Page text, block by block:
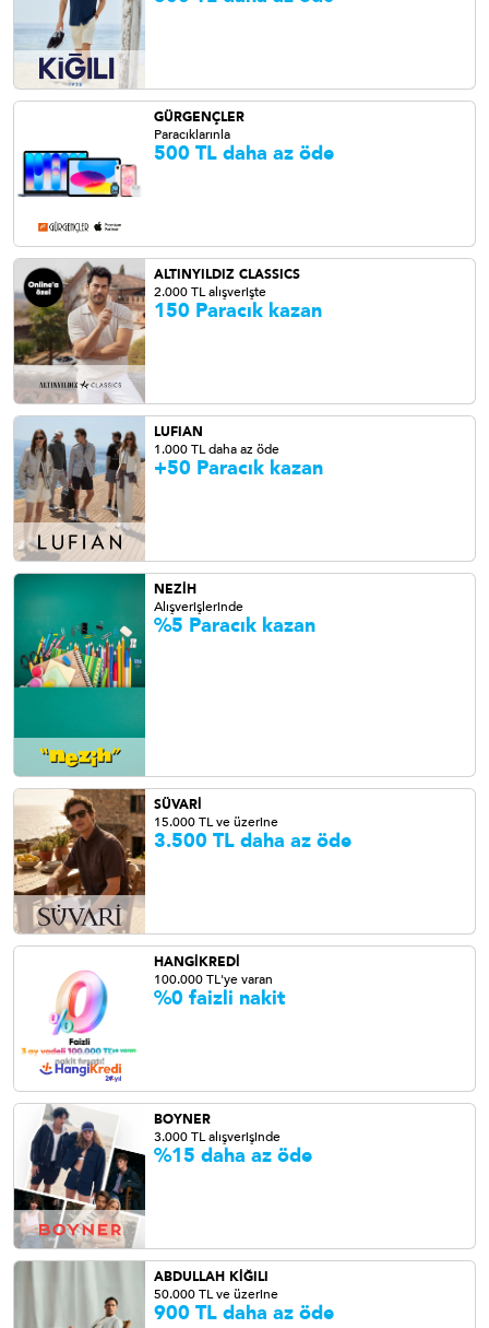
GÜRGENÇLER
Paracıklarınla
500 TL daha az öde
ALTINYILDIZ CLASSICS
2.000 TL alışverişte
150 Paracık kazan
LUFIAN
1.000 TL daha az öde
+50 Paracık kazan
NEZİH
Alışverişlerinde
%5 Paracık kazan
SÜVARİ
15.000 TL ve üzerine
3.500 TL daha az öde
HANGİKREDİ
100.000 TL'ye varan
%0 faizli nakit
BOYNER
3.000 TL alışverişinde
%15 daha az öde
ABDULLAH KİĞILI
50.000 TL ve üzerine
900 TL daha az öde